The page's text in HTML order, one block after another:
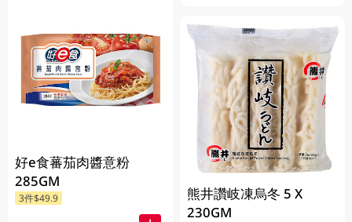
好e食蕃茄肉醬意粉
285GM
3件$49.9
熊井讚岐凍烏冬 5 X
230GM